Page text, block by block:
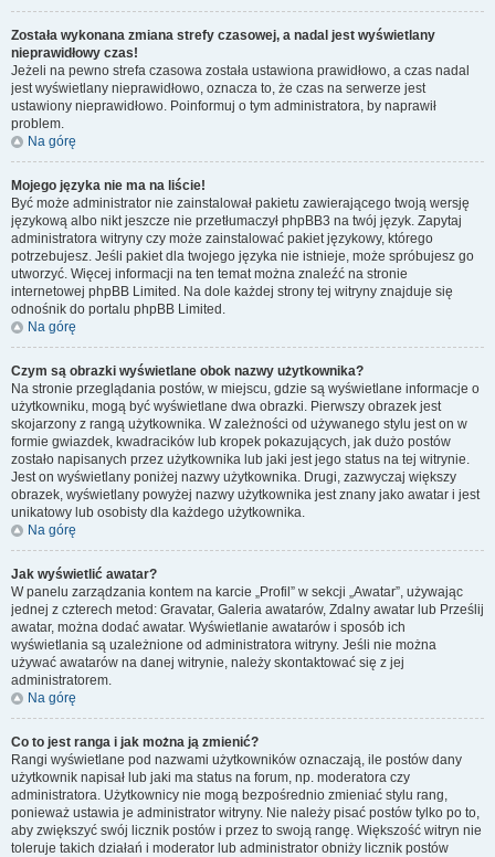
Została wykonana zmiana strefy czasowej, a nadal jest wyświetlany
nieprawidłowy czas!
Jeżeli na pewno strefa czasowa została ustawiona prawidłowo, a czas nadal
jest wyświetlany nieprawidłowo, oznacza to, że czas na serwerze jest
ustawiony nieprawidłowo. Poinformuj o tym administratora, by naprawił
problem.
Na górę
Mojego języka nie ma na liście!
Być może administrator nie zainstalował pakietu zawierającego twoją wersję
językową albo nikt jeszcze nie przetłumaczył phpBB3 na twój język. Zapytaj
administratora witryny czy może zainstalować pakiet językowy, którego
potrzebujesz. Jeśli pakiet dla twojego języka nie istnieje, może spróbujesz go
utworzyć. Więcej informacji na ten temat można znaleźć na stronie
internetowej phpBB Limited. Na dole każdej strony tej witryny znajduje się
odnośnik do portalu phpBB Limited.
Na górę
Czym są obrazki wyświetlane obok nazwy użytkownika?
Na stronie przeglądania postów, w miejscu, gdzie są wyświetlane informacje o
użytkowniku, mogą być wyświetlane dwa obrazki. Pierwszy obrazek jest
skojarzony z rangą użytkownika. W zależności od używanego stylu jest on w
formie gwiazdek, kwadracików lub kropek pokazujących, jak dużo postów
zostało napisanych przez użytkownika lub jaki jest jego status na tej witrynie.
Jest on wyświetlany poniżej nazwy użytkownika. Drugi, zazwyczaj większy
obrazek, wyświetlany powyżej nazwy użytkownika jest znany jako awatar i jest
unikatowy lub osobisty dla każdego użytkownika.
Na górę
Jak wyświetlić awatar?
W panelu zarządzania kontem na karcie „Profil” w sekcji „Awatar”, używając
jednej z czterech metod: Gravatar, Galeria awatarów, Zdalny awatar lub Prześlij
awatar, można dodać awatar. Wyświetlanie awatarów i sposób ich
wyświetlania są uzależnione od administratora witryny. Jeśli nie można
używać awatarów na danej witrynie, należy skontaktować się z jej
administratorem.
Na górę
Co to jest ranga i jak można ją zmienić?
Rangi wyświetlane pod nazwami użytkowników oznaczają, ile postów dany
użytkownik napisał lub jaki ma status na forum, np. moderatora czy
administratora. Użytkownicy nie mogą bezpośrednio zmieniać stylu rang,
ponieważ ustawia je administrator witryny. Nie należy pisać postów tylko po to,
aby zwiększyć swój licznik postów i przez to swoją rangę. Większość witryn nie
toleruje takich działań i moderator lub administrator obniży licznik postów